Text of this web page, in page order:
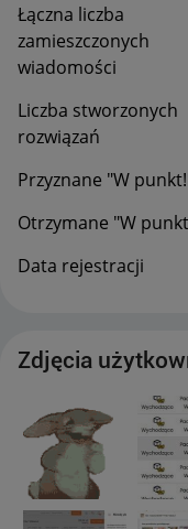
Łączna liczba
zamieszczonych
wiadomości
Liczba stworzonych
rozwiązań
Przyznane "W
Otrzymane "W
Data rejestracji
Zdjęcia